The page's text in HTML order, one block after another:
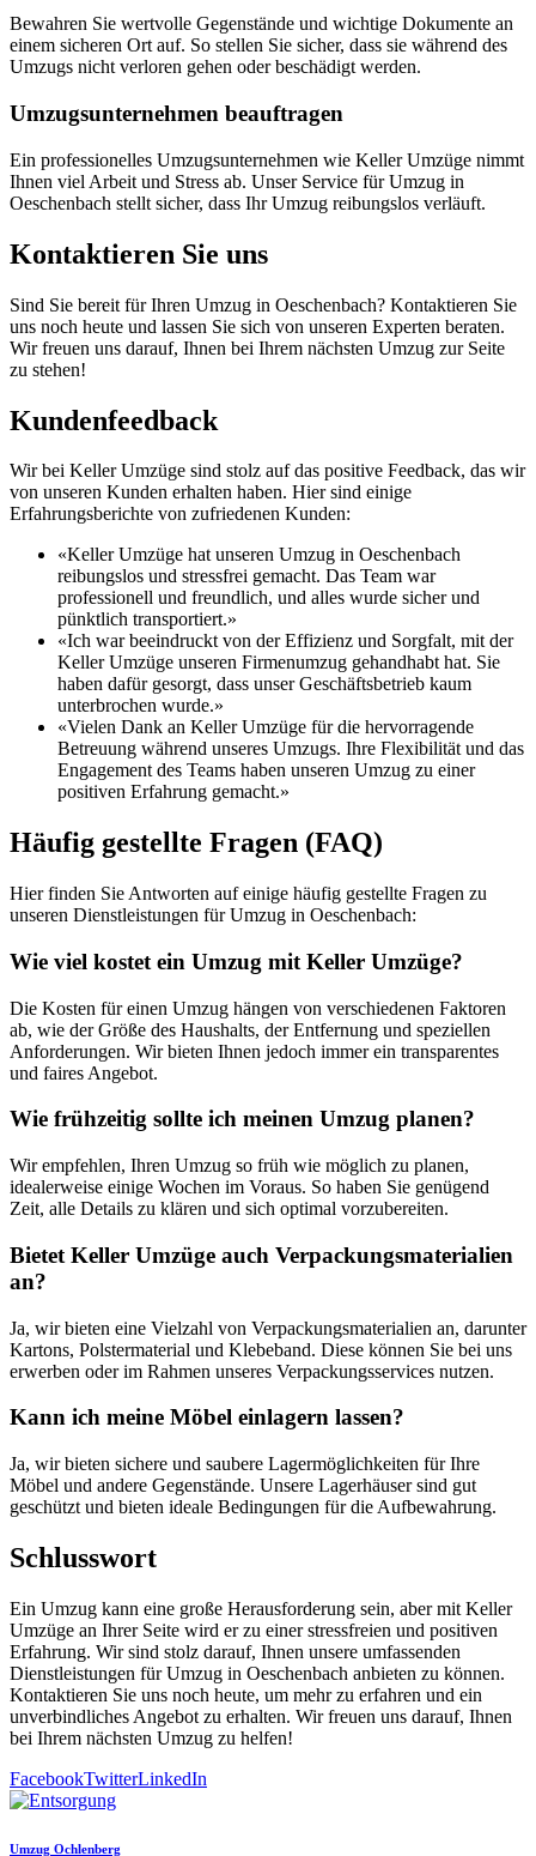
Bewahren Sie wertvolle Gegenstände und wichtige Dokumente an
einem sicheren Ort auf. So stellen Sie sicher, dass sie während des
Umzugs nicht verloren gehen oder beschädigt werden.
Umzugsunternehmen beauftragen
Ein professionelles Umzugsunternehmen wie Keller Umzüge nimmt
Ihnen viel Arbeit und Stress ab. Unser Service für Umzug in
Oeschenbach stellt sicher, dass Ihr Umzug reibungslos verläuft.
Kontaktieren Sie uns
Sind Sie bereit für Ihren Umzug in Oeschenbach? Kontaktieren Sie
uns noch heute und lassen Sie sich von unseren Experten beraten.
Wir freuen uns darauf, Ihnen bei Ihrem nächsten Umzug zur Seite
zu stehen!
Kundenfeedback
Wir bei Keller Umzüge sind stolz auf das positive Feedback, das wir
von unseren Kunden erhalten haben. Hier sind einige
Erfahrungsberichte von zufriedenen Kunden:
«Keller Umzüge hat unseren Umzug in Oeschenbach
reibungslos und stressfrei gemacht. Das Team war
professionell und freundlich, und alles wurde sicher und
pünktlich transportiert.»
«Ich war beeindruckt von der Effizienz und Sorgfalt, mit der
Keller Umzüge unseren Firmenumzug gehandhabt hat. Sie
haben dafür gesorgt, dass unser Geschäftsbetrieb kaum
unterbrochen wurde.»
«Vielen Dank an Keller Umzüge für die hervorragende
Betreuung während unseres Umzugs. Ihre Flexibilität und das
Engagement des Teams haben unseren Umzug zu einer
positiven Erfahrung gemacht.»
Häufig gestellte Fragen (FAQ)
Hier finden Sie Antworten auf einige häufig gestellte Fragen zu
unseren Dienstleistungen für Umzug in Oeschenbach:
Wie viel kostet ein Umzug mit Keller Umzüge?
Die Kosten für einen Umzug hängen von verschiedenen Faktoren
ab, wie der Größe des Haushalts, der Entfernung und speziellen
Anforderungen. Wir bieten Ihnen jedoch immer ein transparentes
und faires Angebot.
Wie frühzeitig sollte ich meinen Umzug planen?
Wir empfehlen, Ihren Umzug so früh wie möglich zu planen,
idealerweise einige Wochen im Voraus. So haben Sie genügend
Zeit, alle Details zu klären und sich optimal vorzubereiten.
Bietet Keller Umzüge auch Verpackungsmaterialien
an?
Ja, wir bieten eine Vielzahl von Verpackungsmaterialien an, darunter
Kartons, Polstermaterial und Klebeband. Diese können Sie bei uns
erwerben oder im Rahmen unseres Verpackungsservices nutzen.
Kann ich meine Möbel einlagern lassen?
Ja, wir bieten sichere und saubere Lagermöglichkeiten für Ihre
Möbel und andere Gegenstände. Unsere Lagerhäuser sind gut
geschützt und bieten ideale Bedingungen für die Aufbewahrung.
Schlusswort
Ein Umzug kann eine große Herausforderung sein, aber mit Keller
Umzüge an Ihrer Seite wird er zu einer stressfreien und positiven
Erfahrung. Wir sind stolz darauf, Ihnen unsere umfassenden
Dienstleistungen für Umzug in Oeschenbach anbieten zu können.
Kontaktieren Sie uns noch heute, um mehr zu erfahren und ein
unverbindliches Angebot zu erhalten. Wir freuen uns darauf, Ihnen
bei Ihrem nächsten Umzug zu helfen!
FacebookTwitterLinkedIn
Umzug Ochlenberg